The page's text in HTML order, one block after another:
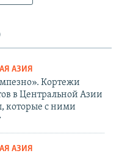
АЗИЯ
Кортежи
в Центральной Азии
которые с ними
АЗИЯ